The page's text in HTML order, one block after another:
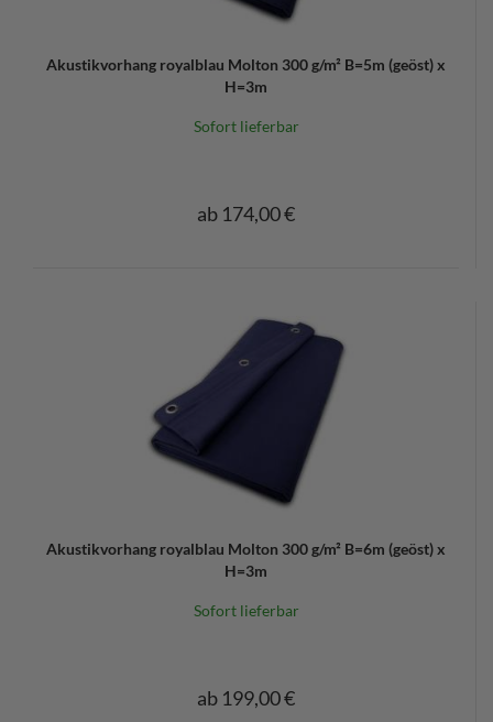
Akustikvorhang royalblau Molton 300 g/m² B=5m (geöst) x
H=3m
Sofort lieferbar
ab 174,00 €
Akustikvorhang royalblau Molton 300 g/m² B=6m (geöst) x
H=3m
Sofort lieferbar
ab 199,00 €